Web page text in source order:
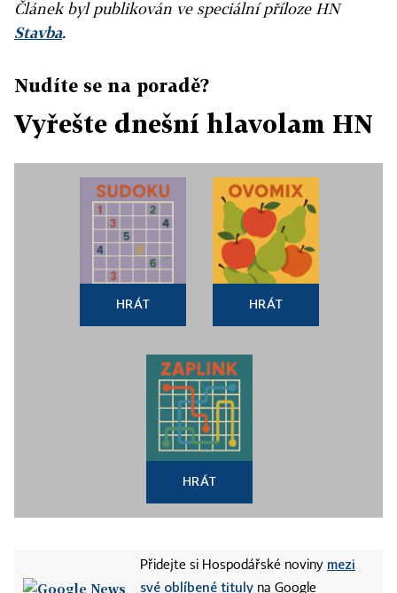
Článek byl publikován ve speciální příloze HN
Stavba.
Nudíte se na poradě?
Vyřešte dnešní hlavolam HN
HRÁT HRÁT
HRÁT
Přidejte si Hospodářské noviny mezi
své oblíbené tituly na Google